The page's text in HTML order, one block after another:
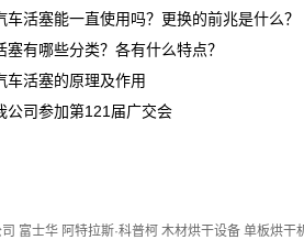
车活塞能一直使用吗？更换的前兆是什么？
塞有哪些分类？各有什么特点？
车活塞的原理及作用
公司参加第121届广交会
富士华 阿特拉斯·科普柯 木材烘干设备 单板烘干